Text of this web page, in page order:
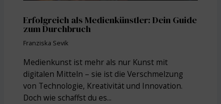
Erfolgreich als Medienkünstler: Dein Guide
zum Durchbruch
Franziska Sevik
Medienkunst ist mehr als nur Kunst mit
digitalen Mitteln – sie ist die Verschmelzung
von Technologie, Kreativität und Innovation.
Doch wie schaffst du es...